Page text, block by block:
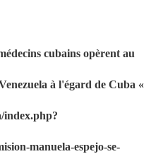
cubains opèrent au
à l'égard de Cuba «
index.php?
manuela-espejo-se-